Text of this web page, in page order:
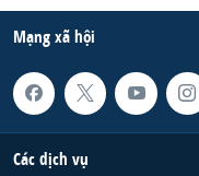
Mạng xã hội
Các dịch vụ